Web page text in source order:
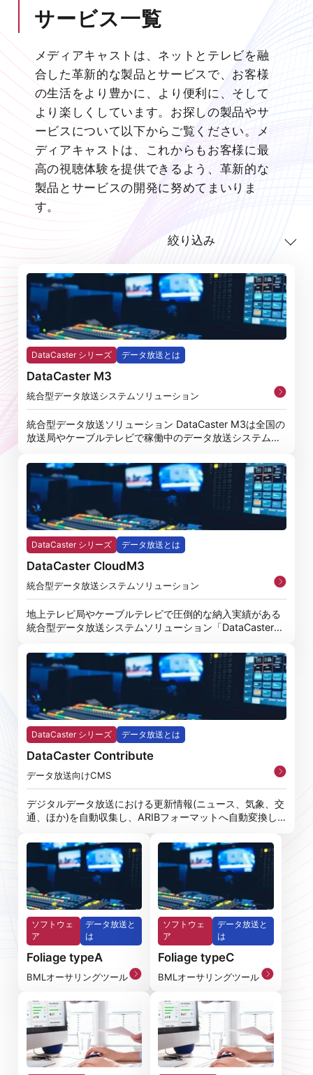
サービス一覧
メディアキャストは、ネットとテレビを融
合した革新的な製品とサービスで、お客様
の生活をより豊かに、より便利に、そして
より楽しくしています。お探しの製品やサ
ービスについて以下からご覧ください。メ
ディアキャストは、これからもお客様に最
高の視聴体験を提供できるよう、革新的な
製品とサービスの開発に努めてまいりま
す。
DataCaster シリーズ データ放送とは
DataCaster M3
統合型データ放送システムソリューション
統合型データ放送ソリューション DataCaster M3は全国の
放送局やケーブルテレビで稼働中のデータ放送システムと
DataCaster シリーズ データ放送とは
DataCaster CloudM3
統合型データ放送システムソリューション
地上テレビ局やケーブルテレビで圧倒的な納入実績がある
統合型データ放送システムソリューション「DataCaster
DataCaster シリーズ データ放送とは
DataCaster Contribute
データ放送向けCMS
デジタルデータ放送における更新情報(ニュース、気象、交
通、ほか)を自動収集し、ARIBフォーマットへ自動変換し
ソフトウェ
ア
データ放送と
は
Foliage typeA
BMLオーサリングツール
ソフトウェ
ア
データ放送と
は
Foliage typeC
BMLオーサリングツール